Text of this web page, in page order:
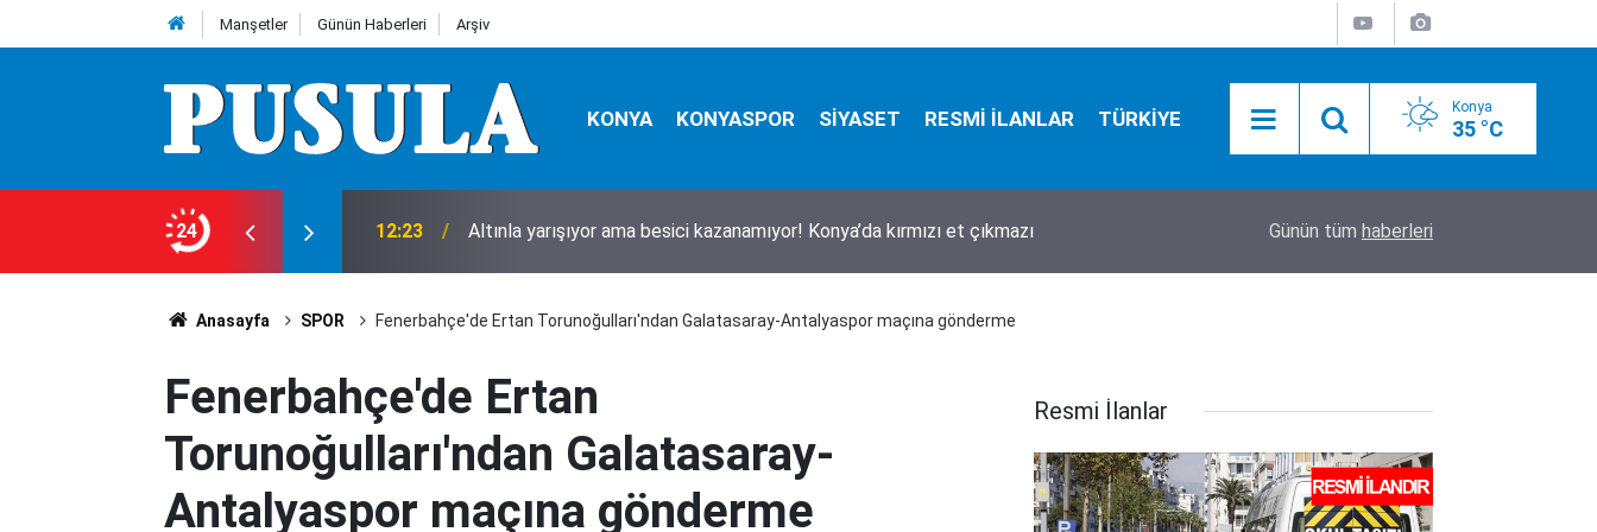
Manşetler Günün Haberleri Arşiv
KONYA KONYASPOR SİYASET RESMİ İLANLAR TÜRKİYE Konya
35 °C
24
gece! 1 kişi hayatını kaybetti 12:23 Altınla yarışıyor ama besici kazanamıyor! Konya’da kırmızı et çıkmazı Konya’da kayıp kuzu için seferberlik! 10
Günün tüm haberleri
Anasayfa SPOR Fenerbahçe'de Ertan Torunoğulları'ndan Galatasaray-Antalyaspor maçına gönderme
Fenerbahçe'de Ertan
Torunoğulları'ndan Galatasaray-
Antalyaspor maçına gönderme
Resmi İlanlar